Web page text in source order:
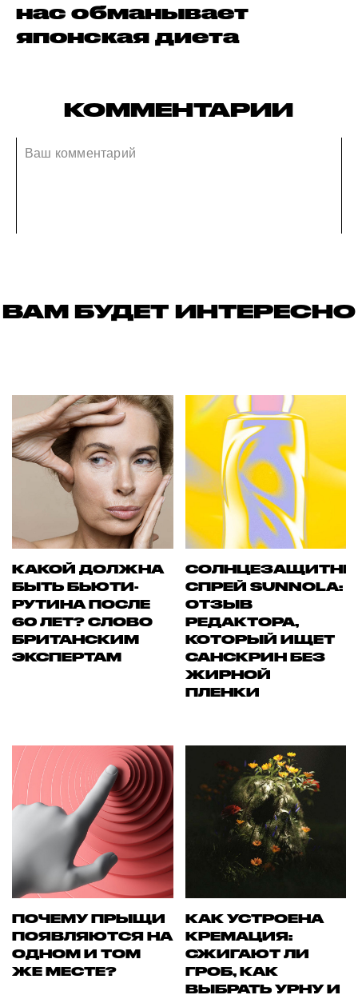
нас обманывает
японская диета
КОММЕНТАРИИ
ВАМ БУДЕТ ИНТЕРЕСНО
КАКОЙ ДОЛЖНА
БЫТЬ БЬЮТИ-
РУТИНА ПОСЛЕ
60 ЛЕТ? СЛОВО
БРИТАНСКИМ
ЭКСПЕРТАМ
СПРЕЙ SUNNOLA:
ОТЗЫВ
РЕДАКТОРА,
КОТОРЫЙ ИЩЕТ
САНСКРИН БЕЗ
ЖИРНОЙ
ПЛЕНКИ
ПОЧЕМУ ПРЫЩИ
ПОЯВЛЯЮТСЯ НА
ОДНОМ И ТОМ
ЖЕ МЕСТЕ?
КАК УСТРОЕНА
КРЕМАЦИЯ:
СЖИГАЮТ ЛИ
ГРОБ, КАК
ВЫБРАТЬ УРНУ И